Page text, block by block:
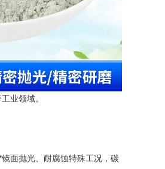
业领域。
面抛光、耐腐蚀特殊工况，碳